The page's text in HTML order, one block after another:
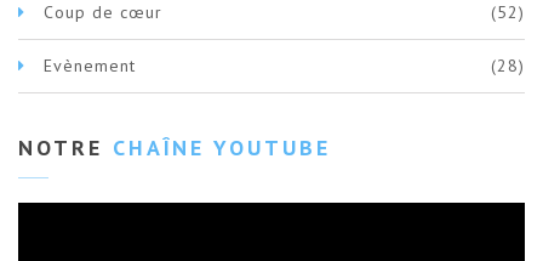
Coup de cœur (52)
Evènement (28)
NOTRE CHAÎNE YOUTUBE